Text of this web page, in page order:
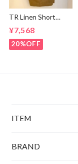
TR Linen Short
Pants Light Brown
¥7,568
20%OFF
ITEM
BRAND